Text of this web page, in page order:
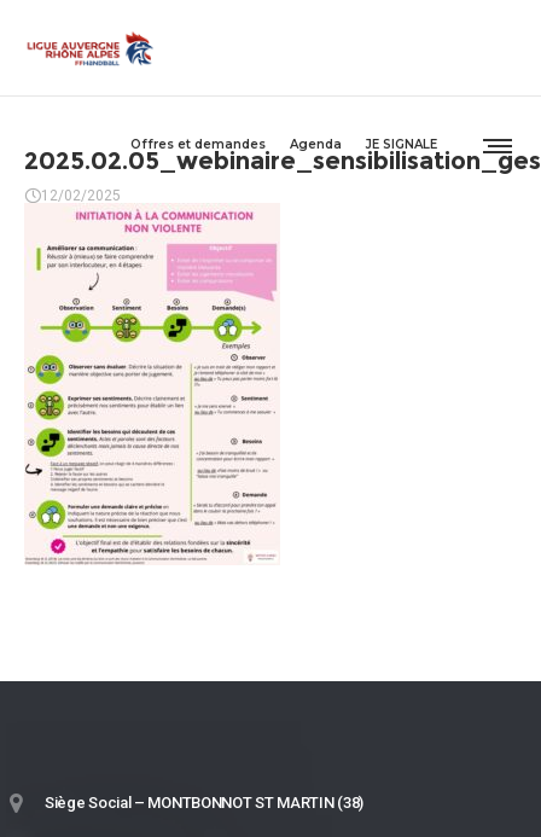
Offres et demandes Agenda JE SIGNALE
12/02/2025
Siège Social – MONTBONNOT ST MARTIN (38)